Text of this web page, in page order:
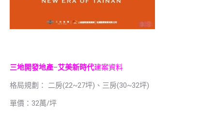
三地開發地產–艾美新時代建案資料
格局規劃： 二房(22~27坪)、三房(30~32坪)
單價：32萬/坪